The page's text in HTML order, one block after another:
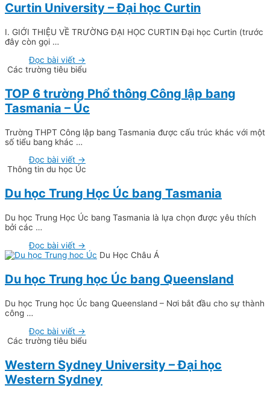
Curtin University – Đại học Curtin
I. GIỚI THIỆU VỀ TRƯỜNG ĐẠI HỌC CURTIN Đại học Curtin (trước
đây còn gọi …
Đọc bài viết →
Các trường tiêu biểu
TOP 6 trường Phổ thông Công lập bang
Tasmania – Úc
Trường THPT Công lập bang Tasmania được cấu trúc khác với một
số tiểu bang khác …
Đọc bài viết →
Thông tin du học Úc
Du học Trung Học Úc bang Tasmania
Du học Trung Học Úc bang Tasmania là lựa chọn được yêu thích
bởi các …
Đọc bài viết →
Du Học Châu Á
Du học Trung học Úc bang Queensland
Du học Trung học Úc bang Queensland – Nơi bắt đầu cho sự thành
công …
Đọc bài viết →
Các trường tiêu biểu
Western Sydney University – Đại học
Western Sydney